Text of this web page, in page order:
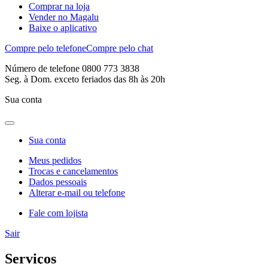
Comprar na loja
Vender no Magalu
Baixe o aplicativo
Compre pelo telefoneCompre pelo chat
Número de telefone 0800 773 3838
Seg. à Dom. exceto feriados das 8h às 20h
Sua conta
Sua conta
Meus pedidos
Trocas e cancelamentos
Dados pessoais
Alterar e-mail ou telefone
Fale com lojista
Sair
Serviços